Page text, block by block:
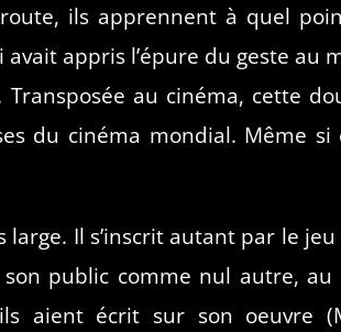
ils apprennent à quel
appris l’épure du geste au
au cinéma, cette
du cinéma mondial. Même si
large. Il s’inscrit autant par le
public comme nul autre,
aient écrit sur son oeuvre